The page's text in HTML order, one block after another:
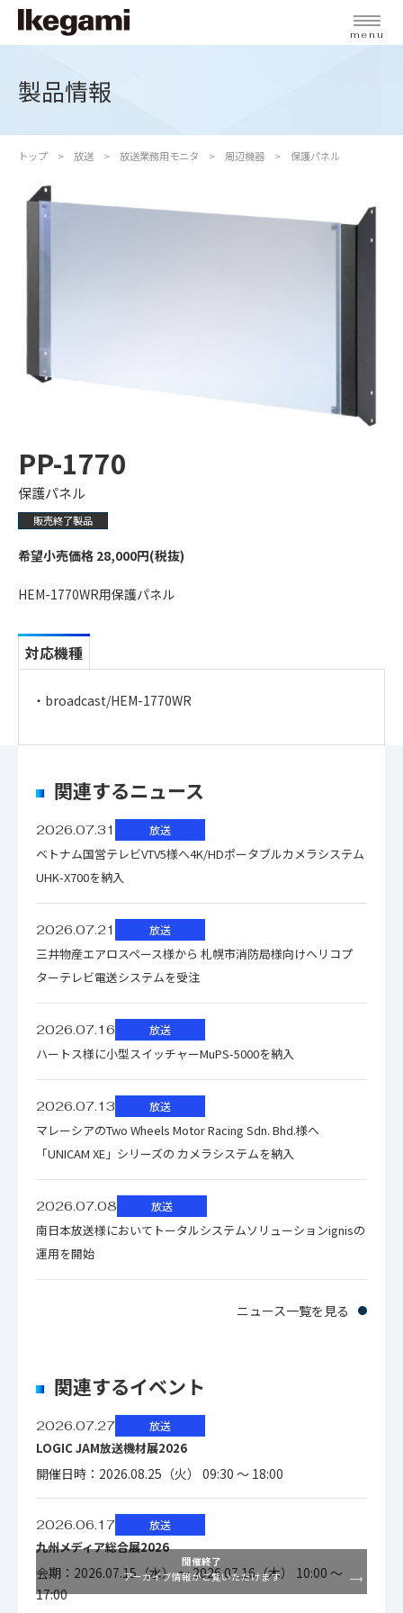
menu
製品情報
トップ 放送 放送業務用モニタ 周辺機器 保護パネル
PP-1770
保護パネル
販売終了製品
希望小売価格 28,000円(税抜)
HEM-1770WR用保護パネル
対応機種
・broadcast/HEM-1770WR
・
アイコンのファイルは個人情報の入力が必須と
なります。「選択する」をクリックしてください。
ロードできます。
複数のファイルをダウンロードする場合、選択するボタン
を押してください。（個人情報の入力が必要）
ファイル名
関連するニュース
2026.07.31 放送
ベトナム国営テレビVTV5様へ4K/HDポータブルカメラシステム
UHK-X700を納入
2026.07.21 放送
三井物産エアロスペース様から 札幌市消防局様向けヘリコプ
ターテレビ電送システムを受注
2026.07.16 放送
ハートス様に小型スイッチャーMuPS-5000を納入
2026.07.13 放送
マレーシアのTwo Wheels Motor Racing Sdn. Bhd.様へ
「UNICAM XE」シリーズの カメラシステムを納入
2026.07.08 放送
南日本放送様においてトータルシステムソリューションignisの
運用を開始
ニュース一覧を見る
関連するイベント
2026.07.27 放送
LOGIC JAM放送機材展2026
開催日時：2026.08.25（火） 09:30 ～ 18:00
2026.06.17 放送
九州メディア総合展2026
会期：2026.07.15（水） ～ 2026.07.16（木） 10:00 ～
17:00
開催終了
アーカイブ情報がご覧いただけます